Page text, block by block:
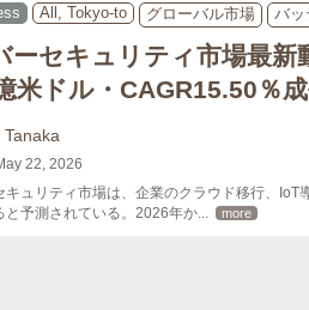
All, Tokyo-to グローバル市場 バッ
ーセキュリティ市場最新
米ドル・CAGR15.50％
Tanaka
22, 2026
キュリティ市場は、企業のクラウド移行、
と予測されている。2026年か... more